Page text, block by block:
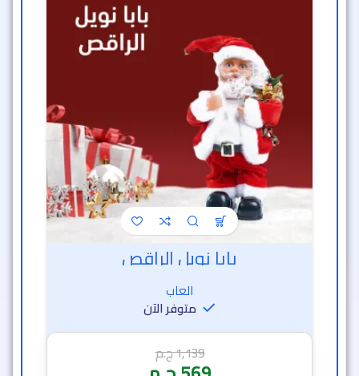
بابا نويل الراقص
العاب
متوفر الآن
1,139ج.م